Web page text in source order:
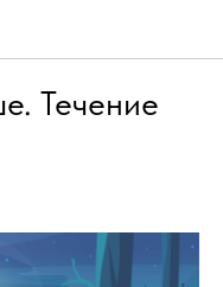
Течение